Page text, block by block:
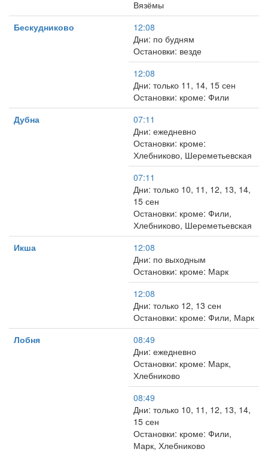
Вязёмы
Бескудниково
12:08
Дни: по будням
Остановки: везде
12:08
Дни: только 11, 14, 15 сен
Остановки: кроме: Фили
Дубна
07:11
Дни: ежедневно
Остановки: кроме:
Хлебниково, Шереметьевская
07:11
Дни: только 10, 11, 12, 13, 14,
15 сен
Остановки: кроме: Фили,
Хлебниково, Шереметьевская
Икша
12:08
Дни: по выходным
Остановки: кроме: Марк
12:08
Дни: только 12, 13 сен
Остановки: кроме: Фили, Марк
Лобня
08:49
Дни: ежедневно
Остановки: кроме: Марк,
Хлебниково
08:49
Дни: только 10, 11, 12, 13, 14,
15 сен
Остановки: кроме: Фили,
Марк, Хлебниково